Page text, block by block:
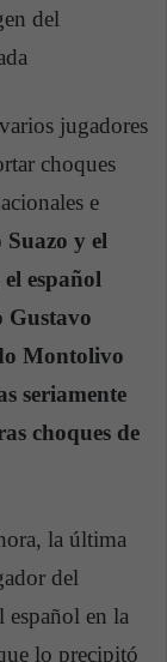
del
jugadores
choques
e
y el
español
Gustavo
Montolivo
seriamente
choques de
la última
del
en la
lo precipitó